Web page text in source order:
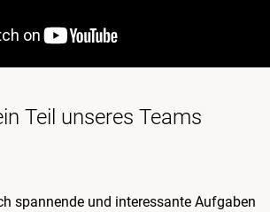
Teil unseres Teams
spannende und interessante Aufgaben